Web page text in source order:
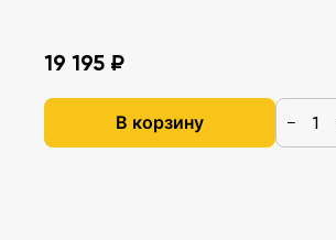
19 195 ₽
В корзину −